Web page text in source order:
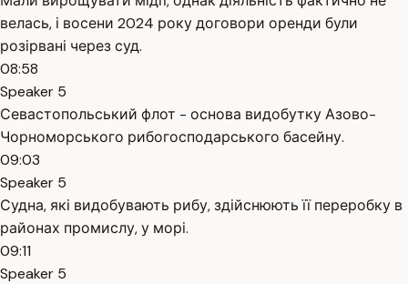
велась, і восени 2024 року договори оренди були
розірвані через суд.
08:58
Speaker 5
Севастопольський флот - основа видобутку Азово-
Чорноморського рибогосподарського басейну.
09:03
Speaker 5
Судна, які видобувають рибу, здійснюють її переробку в
районах промислу, у морі.
09:11
Speaker 5